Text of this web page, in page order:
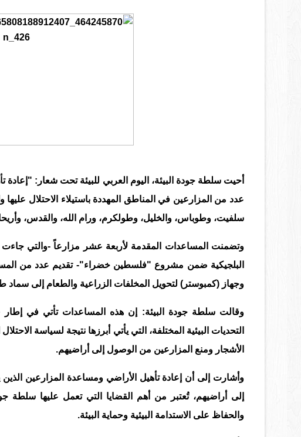
أحيت سلطة جودة البيئة، اليوم العربي للبيئة تحت شعار:
عدد من المزارعين في المناطق المهددة باستيلاء الاحتلال
سلفيت، وطوباس، والخليل، وطولكرم، ورام الله، والقدس،
وتضمنت المساعدات المقدمة لأربعة عشر مزارعاً -والتي جاءت
البلجيكية ضمن مشروع "فلسطين خضراء"- تقديم عدد من
وجهاز (كمبوستر) لتحويل المخلفات الزراعية والطعام إلى سماد
وقالت سلطة جودة البيئة: إن هذه المساعدات تأتي في إطار
التحديات البيئية المختلفة، التي يأتي أبرزها نتيجة لسياسة
الأشجار ومنع المزارعين من الوصول إلى أراضيهم.
وأشارت إلى أن إعادة تأهيل الأراضي ومساعدة المزارعين
إلى أراضيهم، تُعتبر من أهم القضايا التي تعمل عليها سلطة
والحفاظ على الاستدامة البيئية وحماية البيئة.